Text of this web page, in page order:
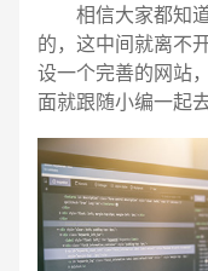
相信大家都知道
的，这中间就离不
设一个完善的网站
面就跟随小编一起